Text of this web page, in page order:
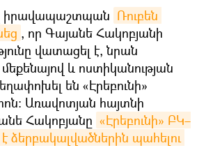
իրավապաշտպան Ռուբեն
, որ Գայանե Հակոբյանի
վատացել է, նրան
և ոստիկանության
են «Էրեբունի»
Առավոտյան հայտնի
Հակոբյանը «Էրեբունի» ԲԿ–
ձերբակալվածներին պահելու